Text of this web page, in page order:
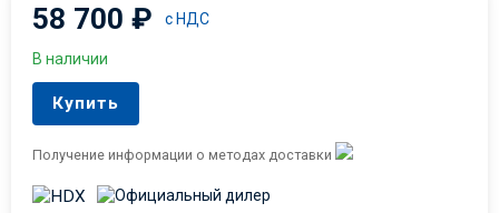
58 700₽ с НДС
В наличии
Купить
Получение информации о методах доставки